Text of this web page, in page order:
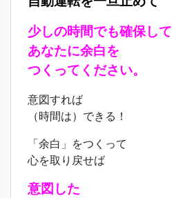
少しの時間でも確保して
あなたに余白を
つくってください。
意図すれば
（時間は）できる！
「余白」をつくって
心を取り戻せば
意図した